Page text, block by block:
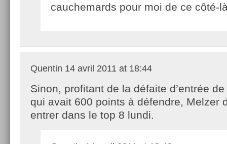
cauchemards pour moi de ce côté-
Quentin 14 avril 2011 at 18:44
Sinon, profitant de la défaite d’entrée
qui avait 600 points à défendre, Melzer
entrer dans le top 8 lundi.